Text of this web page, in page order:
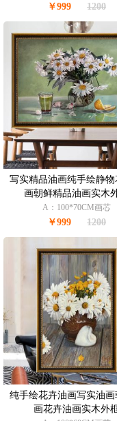
￥999 1200
写实精品油画纯手绘静物
画朝鲜精品油画实木
A：100*70CM画芯
￥999 1200
纯手绘花卉油画写实油画
画花卉油画实木外